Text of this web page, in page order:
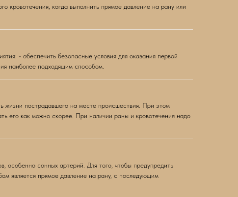
кровотечения, когда выполнить прямое давление на рану или
- обеспечить безопасные условия для оказания первой
наиболее подходящим способом.
жизни пострадавшего на месте происшествия. При этом
его как можно скорее. При наличии раны и кровотечения надо
особенно сонных артерий. Для того, чтобы предупредить
является прямое давление на рану, с последующим